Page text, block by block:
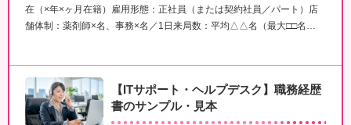
在（×年×ヶ月在籍）雇用形態：正社員（または契約社員／パート）店
舗体制：薬剤師×名、事務×名／1日来局数：平均△△名（最大□□名…
【ITサポート・ヘルプデスク】職務経歴
書のサンプル・見本